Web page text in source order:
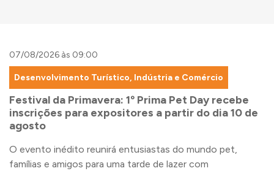
07/08/2026 às 09:00
Desenvolvimento Turístico, Indústria e Comércio
Festival da Primavera: 1º Prima Pet Day recebe
inscrições para expositores a partir do dia 10 de
agosto
O evento inédito reunirá entusiastas do mundo pet,
famílias e amigos para uma tarde de lazer com